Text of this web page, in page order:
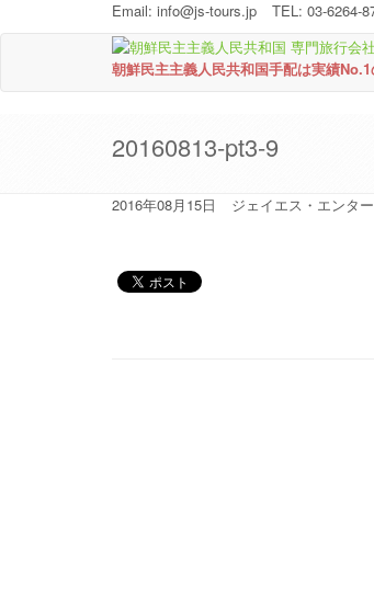
Email: info@js-tours.jp TEL: 03-6264-
朝鮮民主主義人民共和国手配は実績
20160813-pt3-9
2016年08月15日 ジェイエス・エンタ